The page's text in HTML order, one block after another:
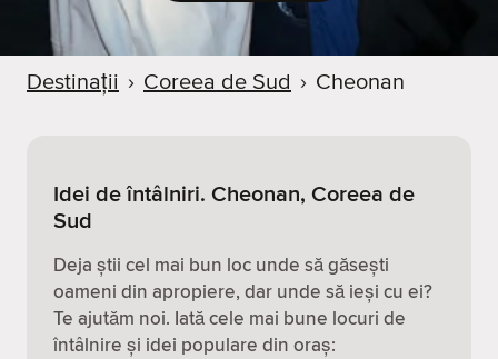
Destinații › Coreea de Sud › Cheonan
Idei de întâlniri. Cheonan, Coreea de
Sud
Deja știi cel mai bun loc unde să găsești
oameni din apropiere, dar unde să ieși cu ei?
Te ajutăm noi. Iată cele mai bune locuri de
întâlnire și idei populare din oraș: